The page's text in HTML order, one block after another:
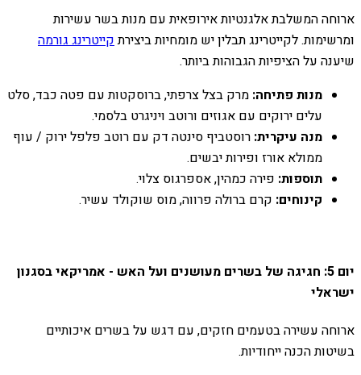
ארוחה המשלבת אלגנטיות אירופאית עם מנות בשר עשירות
ומרשימות. לקייטרינג תבלין יש מומחיות ביצירתקייטרינג גורמה
שיענה על הציפיות הגבוהות ביותר.
מנות פתיחה: מרק בצל צרפתי, ברוסקטות עם פטה כבד, סלט
עלים ירוקים עם אגוזים ורוטב ויניגרט בלסמי.
מנה עיקרית: רוסטביף סינטה דק עם רוטב פלפל ירוק / עוף
ממולא אורז ופירות יבשים.
תוספות: פירה כמהין, אספרגוס צלוי.
קינוחים: קרם ברולה פרווה, מוס שוקולד עשיר.
יום 5: חגיגה של בשרים מעושנים ועל האש - אמריקאי בסגנון
ישראלי
ארוחה עשירה בטעמים חזקים, עם דגש על בשרים איכותיים
בשיטות הכנה ייחודיות.